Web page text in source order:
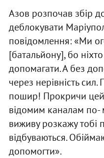
Азов розпочав збір
деблокувати
повідомлення: «Ми
[батальйону], бо
допомагати. А без
через нерівність
пошир! Прокричи цей
відомим каналам по-
виживу розкажу тобі
відбуваються.
допомогти».